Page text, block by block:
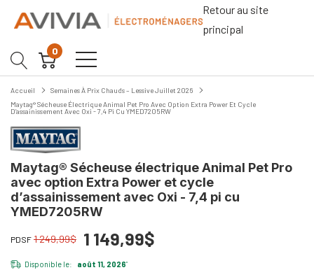
Retour au site
principal
0
Accueil
Semaines À Prix Chauds – Lessive Juillet 2026
Maytag® Sécheuse Électrique Animal Pet Pro Avec Option Extra Power Et Cycle
D’assainissement Avec Oxi - 7,4 Pi Cu YMED7205RW
Maytag® Sécheuse électrique Animal Pet Pro
avec option Extra Power et cycle
d’assainissement avec Oxi - 7,4 pi cu
YMED7205RW
PDSF 1 249,99$ 1 149,99$
Disponible le: août 11, 2026*